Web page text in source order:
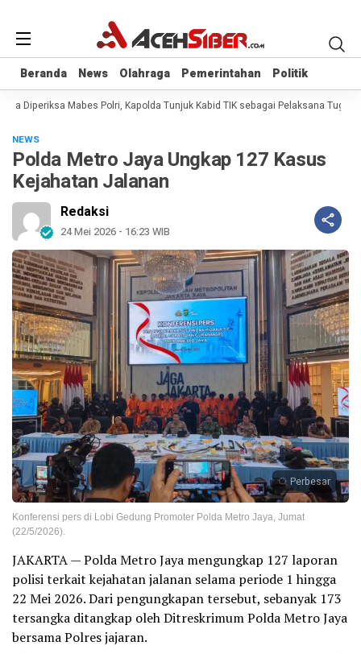
Beranda News Olahraga Pemerintahan Politik
Beranda News Olahraga Pemerintahan Politik
Diperiksa Mabes Polri, Kapolda Tunjuk Kabid TIK sebagai Pelaksana Tugas
NEWS
Polda Metro Jaya Ungkap 127 Kasus
Kejahatan Jalanan
Redaksi
24 Mei 2026 - 16:23 WIB
Perbesar
Konferensi pers di Lobi Gedung Promoter Polda Metro Jaya, Jumat
(22/5/2026).
JAKARTA — Polda Metro Jaya mengungkap 127 laporan
polisi terkait kejahatan jalanan selama periode 1 hingga
22 Mei 2026. Dari pengungkapan tersebut, sebanyak 173
tersangka ditangkap oleh Ditreskrimum Polda Metro Jaya
bersama Polres jajaran.